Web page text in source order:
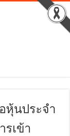
หุ้นประจำ
รเข้า